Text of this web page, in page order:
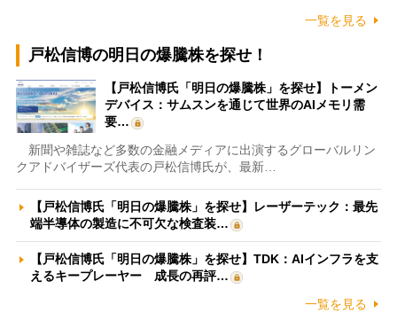
一覧を見る
戸松信博の明日の爆騰株を探せ！
【戸松信博氏「明日の爆騰株」を探せ】トーメン
デバイス：サムスンを通じて世界のAIメモリ需
要…
新聞や雑誌など多数の金融メディアに出演するグローバルリン
クアドバイザーズ代表の戸松信博氏が、最新…
【戸松信博氏「明日の爆騰株」を探せ】レーザーテック：最先
端半導体の製造に不可欠な検査装…
【戸松信博氏「明日の爆騰株」を探せ】TDK：AIインフラを支
えるキープレーヤー 成長の再評…
一覧を見る